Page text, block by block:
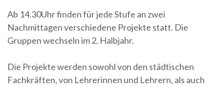
Ab 14.30Uhr finden für jede Stufe an zwei
Nachmittagen verschiedene Projekte statt. Die
Gruppen wechseln im 2. Halbjahr.
Die Projekte werden sowohl von den städtischen
Fachkräften, von Lehrerinnen und Lehrern, als auch